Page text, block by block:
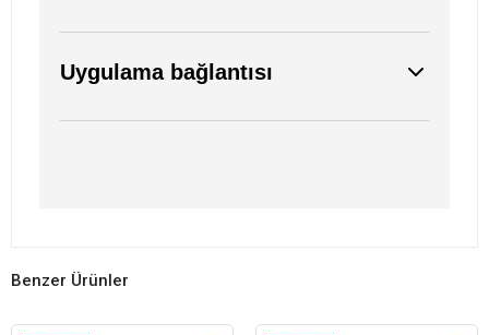
Uygulama bağlantısı
Benzer Ürünler